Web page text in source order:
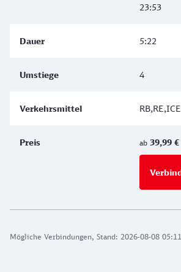
Mögliche Verbindungen, Stand: 2026-08-08 05:11
23:53
5:22
4
ab 39,99 €